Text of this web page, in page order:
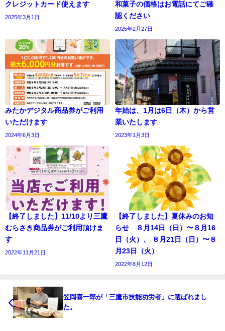
クレジットカード使えます
2025年3月1日
和菓子の価格はお電話にてご確
認ください
2025年2月27日
みたかデジタル商品券がご利用
いただけます
2024年6月3日
年始は、1月は6日（木）から営
業いたします
2023年1月3日
【終了しました】11/10より三鷹
むらさき商品券がご利用頂けま
す
2022年11月21日
【終了しました】夏休みのお知
らせ ８月14日（日）〜８月16
日（火）、 ８月21日（日）〜８
月23日（火）
2022年8月12日
笠岡喜一郎が「三鷹市技能功労者」に選ばれまし
た。